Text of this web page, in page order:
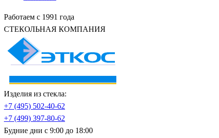
Работаем с 1991 года
СТЕКОЛЬНАЯ КОМПАНИЯ
Изделия из стекла:
+7 (495) 502-40-62
+7 (499) 397-80-62
Будние дни с 9:00 до 18:00